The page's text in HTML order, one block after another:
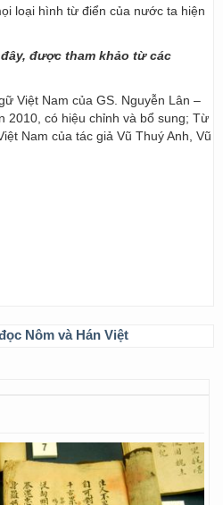
loại hình từ điển của nước ta hiện
được tham khảo từ các
Việt Nam của GS. Nguyễn Lân –
2010, có hiệu chỉnh và bổ sung; Từ
Nam của tác giả Vũ Thuý Anh, Vũ
Nôm và Hán Việt